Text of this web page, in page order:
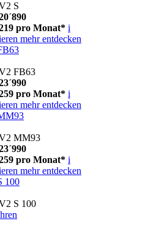
S
pro Monat* i
mehr entdecken
FB63
pro Monat* i
mehr entdecken
MM93
pro Monat* i
mehr entdecken
100
S 100